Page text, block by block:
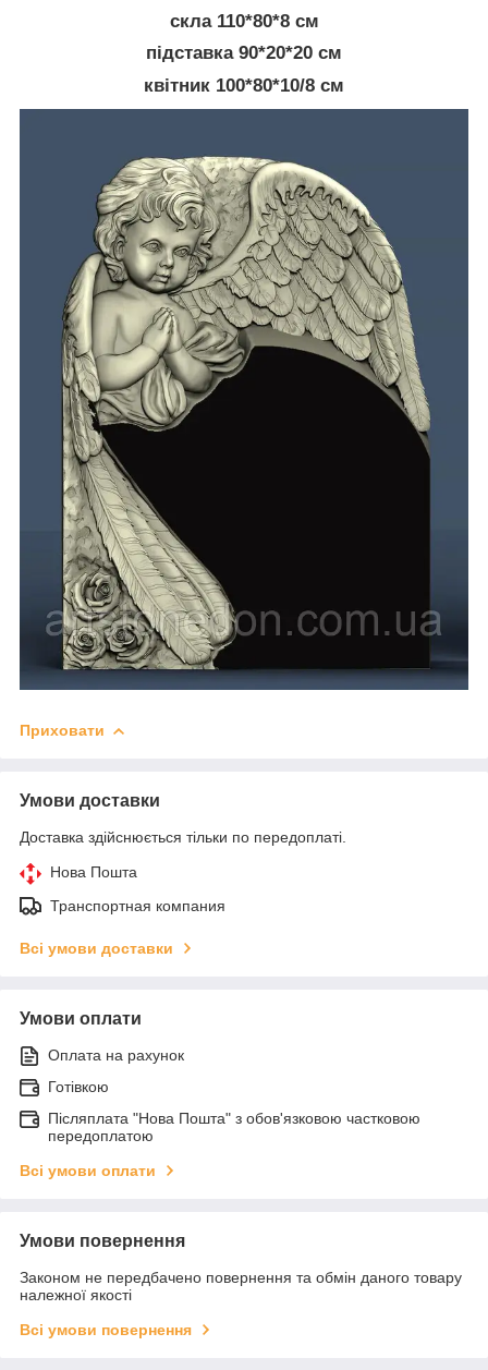
скла 110*80*8 см
підставка 90*20*20 см
квітник 100*80*10/8 см
Приховати
Умови доставки
Доставка здійснюється тільки по передоплаті.
Нова Пошта
Транспортная компания
Всі умови доставки
Умови оплати
Оплата на рахунок
Готівкою
Післяплата "Нова Пошта" з обов'язковою частковою
передоплатою
Всі умови оплати
Умови повернення
Законом не передбачено повернення та обмін даного товару
належної якості
Всі умови повернення